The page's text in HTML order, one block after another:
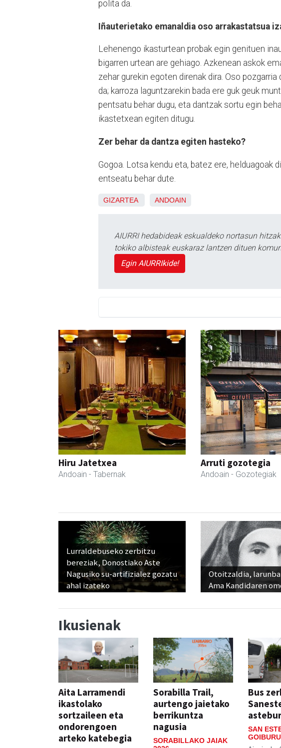
polita da.
Iñauterietako emanaldia oso arrakastatsua
Lehenengo ikasturtean probak egin genituen
bigarren urtean are gehiago. Azkenean askok
zehar gurekin egoten direnak dira. Oso
da; karroza laguntzarekin bada ere guk geuk
pentsatu behar dugu, eta dantzak sortu egin
ikastetxean egiten ditugu.
Zer behar da dantza egiten hasteko?
Gogoa. Lotsa kendu eta, batez ere, helduagoak
entseatu behar dute.
GIZARTEA ANDOAIN
AIURRI hedabideak eskualdeko nortasun
tokiko albisteak euskaraz lantzen dituen
Egin AIURRIkide!
Hiru Jatetxea
Andoain - Tabernak
Arruti gozotegia
Andoain - Gozotegiak
Lurraldebuseko zerbitzu
bereziak, Donostiako Aste
Nagusiko su-artifizialez gozatu
ahal izateko
Otoitzaldia,
Ama Kandidaren
Ikusienak
Aita Larramendi
ikastolako
sortzaileen eta
ondorengoen
arteko katebegia
Sorabilla Trail,
aurtengo jaietako
berrikuntza
nagusia
SORABILLAKO JAIAK
Bus
SAN